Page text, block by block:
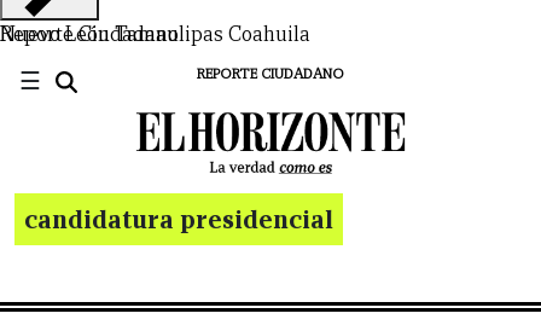
Nuevo LeónTamaulipas Coahuila
Reporte Ciudadano
☰ REPORTE CIUDADANO
candidatura presidencial